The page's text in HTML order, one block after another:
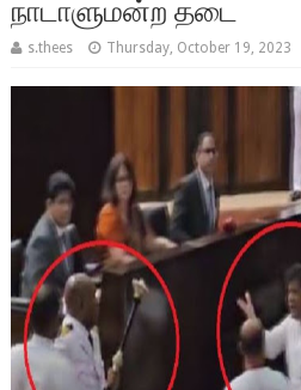
s.thees Thursday, October 19, 2023